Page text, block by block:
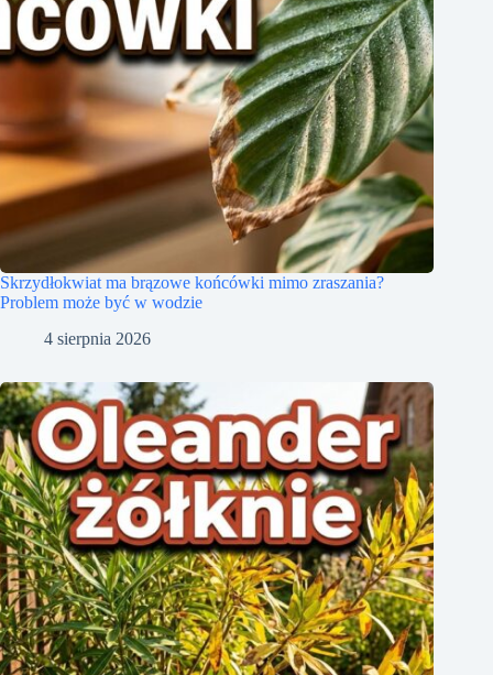
Skrzydłokwiat ma brązowe końcówki mimo zraszania?
Problem może być w wodzie
4 sierpnia 2026